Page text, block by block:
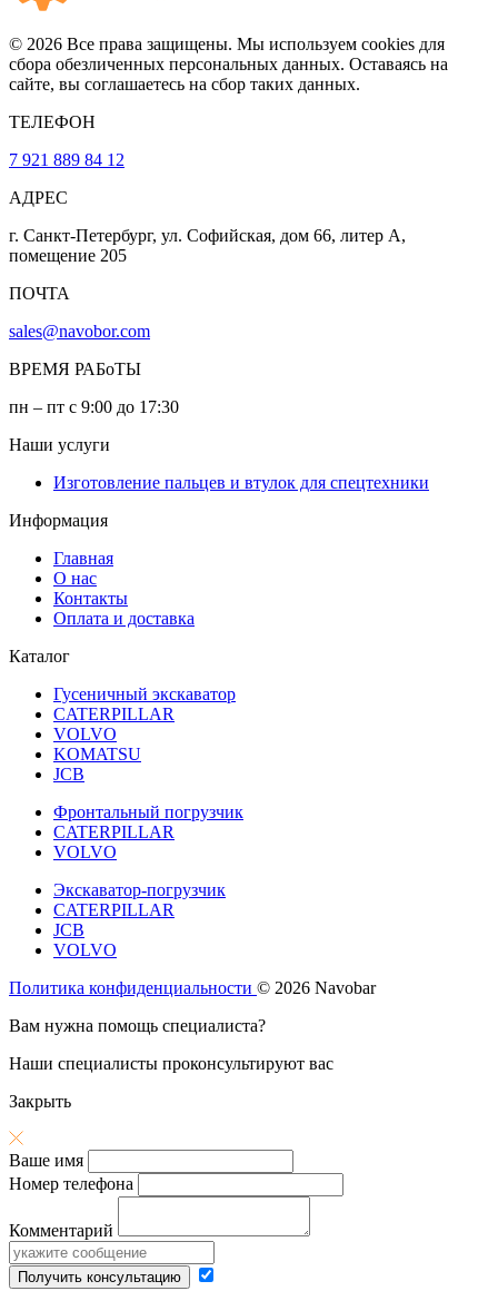
© 2026 Все права защищены. Мы используем cookies для
сбора обезличенных персональных данных. Оставаясь на
сайте, вы соглашаетесь на сбор таких данных.
ТЕЛЕФОН
7 921 889 84 12
АДРЕС
г. Санкт-Петербург, ул. Софийская, дом 66, литер А,
помещение 205
ПОЧТА
sales@navobor.com
ВРЕМЯ РАБоТЫ
пн – пт с 9:00 до 17:30
Наши услуги
Изготовление пальцев и втулок для спецтехники
Информация
Главная
О нас
Контакты
Оплата и доставка
Каталог
Гусеничный экскаватор
CATERPILLAR
VOLVO
KOMATSU
JCB
Фронтальный погрузчик
CATERPILLAR
VOLVO
Экскаватор-погрузчик
CATERPILLAR
JCB
VOLVO
Политика конфиденциальности © 2026 Navobar
Вам нужна помощь специалиста?
Наши специалисты проконсультируют вас
Закрыть
Ваше имя
Номер телефона
Комментарий
Получить консультацию